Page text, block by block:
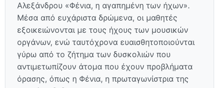
Αλεξάνδρου «Φένια, η αγαπημένη των ήχων».
Μέσα από ευχάριστα δρώμενα, οι μαθητές
εξοικειώνονται με τους ήχους των μουσικών
οργάνων, ενώ ταυτόχρονα ευαισθητοποιούνται
γύρω από το ζήτημα των δυσκολιών που
αντιμετωπίζουν άτομα που έχουν προβλήματα
όρασης, όπως η Φένια, η πρωταγωνίστρια της